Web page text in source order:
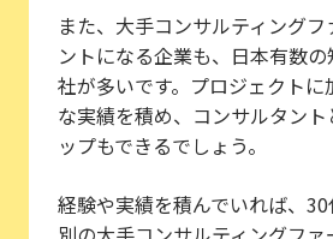
また、大手コンサルティング
ントになる企業も、日本有数
社が多いです。プロジェクト
な実績を積め、コンサルタン
ップもできるでしょう。
経験や実績を積んでいれば、